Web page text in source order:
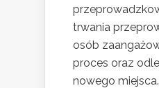
trwania
osób
proces oraz
nowego